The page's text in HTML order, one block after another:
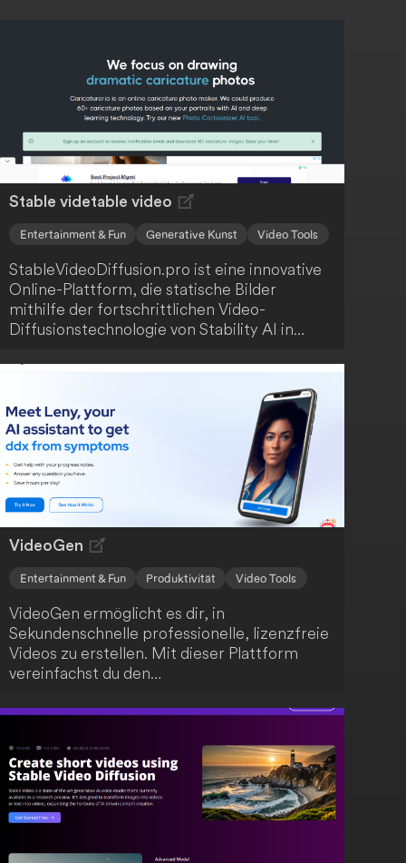
Stable videtable video
Entertainment & Fun Generative Kunst Video Tools
StableVideoDiffusion.pro ist eine innovative
Online-Plattform, die statische Bilder
mithilfe der fortschrittlichen Video-
Diffusionstechnologie von Stability AI in
ermöglicht kostenlosen und
hochauflösende Videoerstellung mit
Bildraten zwischen 3 und 30 Frames pro
Sekunde. Du kannst Videos von bis zu 4
Sekunden Länge in einer Auflösung von
576x1024 erstellen, was die Plattform ideal
für Content-Ersteller und KI-Interessierte
macht.
VideoGen
Entertainment & Fun Produktivität Video Tools
VideoGen ermöglicht es dir, in
Sekundenschnelle professionelle, lizenzfreie
Videos zu erstellen. Mit dieser Plattform
vereinfachst du den
zeitaufwendig und kostspielig ist. Mit nur
Videos kreieren.